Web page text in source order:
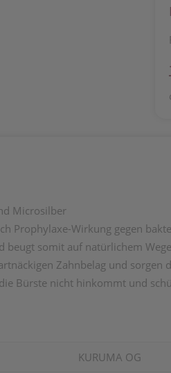
Microsilber
Prophylaxe-Wirkung gegen
somit auf natürlichem
Zahnbelag und
Bürste nicht hinkommt und
KURUMA OG